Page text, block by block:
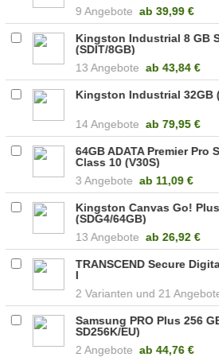
9 Angebote ab 39,99 €
Kingston Industrial 8 GB
(SDIT/8GB)
13 Angebote ab43,84 €
Kingston Industrial 32GB
14 Angebote ab 79,95 €
64GB ADATA Premier Pro
Class 10 (V30S)
3 Angebote ab 11,09 €
Kingston Canvas Go!
(SDG4/64GB)
13 Angebote ab 26,92 €
TRANSCEND Secure
I
2
21
Samsung PRO Plus 256
SD256K/EU)
2 Angebote ab44,76 €